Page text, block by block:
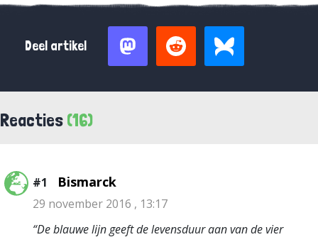
Deel artikel
Reacties (16)
#1 Bismarck
29 november 2016 , 13:17
“De blauwe lijn geeft de levensduur aan van de vier